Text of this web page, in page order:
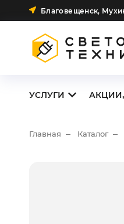
Благовещенск,
УСЛУГИ
Главная Каталог